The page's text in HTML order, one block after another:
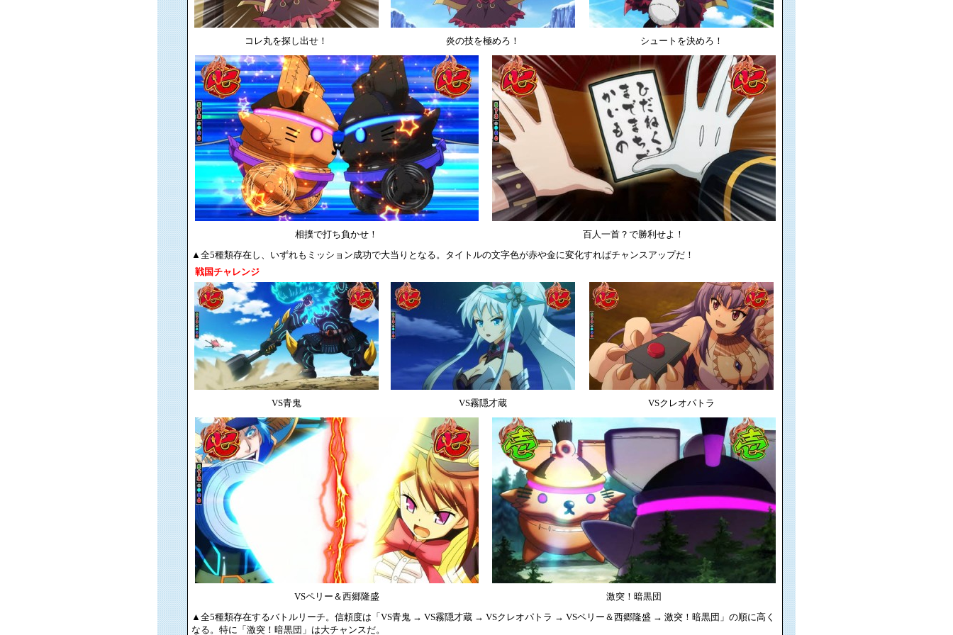
コレ丸を探し出せ！ 炎の技を極めろ！ シュートを決めろ！
相撲で打ち負かせ！
百人一首？で勝利せよ！
▲全5種類存在し、いずれもミッション成功で大当りとなる。タイトルの文字色が赤や金に変化すればチャンスアップだ！
戦国チャレンジ
VS青鬼 VS霧隠才蔵 VSクレオパトラ
VSペリー＆西郷隆盛
激突！暗黒団
▲全5種類存在するバトルリーチ。信頼度は「VS青鬼 → VS霧隠才蔵 → VSクレオパトラ → VSペリー＆西郷隆盛 → 激突！暗黒団」の順に高く
なる。特に「激突！暗黒団」は大チャンスだ。